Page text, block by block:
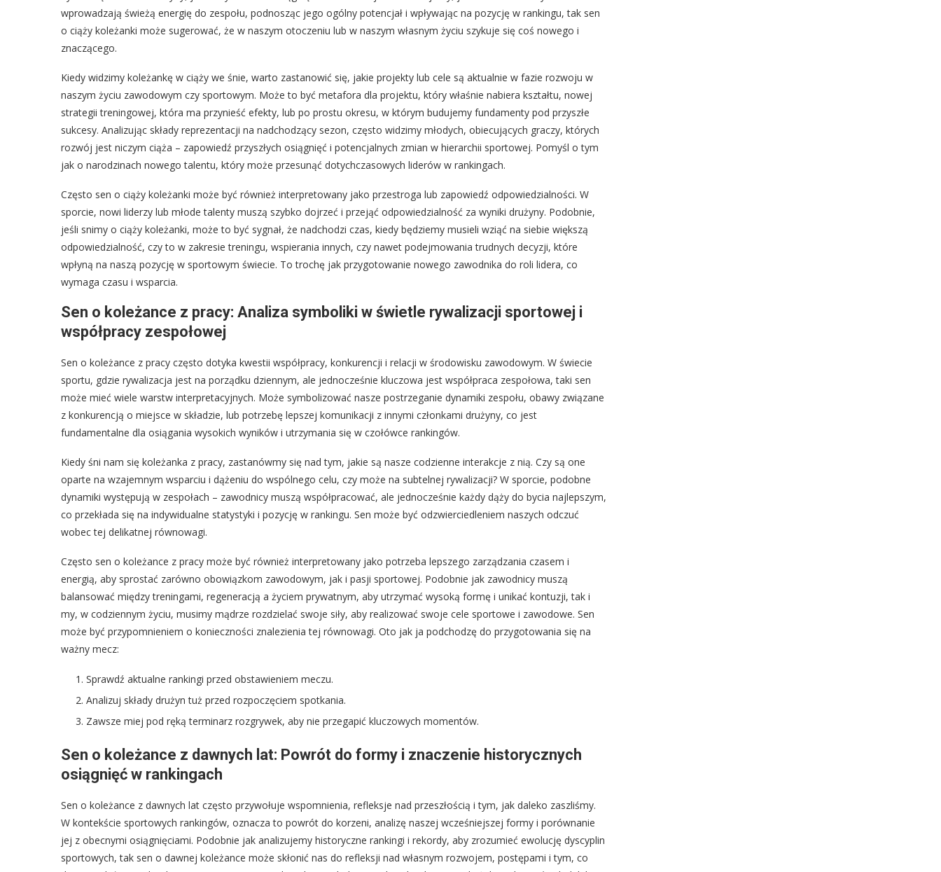
wprowadzają świeżą energię do zespołu, podnosząc jego ogólny potencjał i wpływając na pozycję w rankingu, tak sen
o ciąży koleżanki może sugerować, że w naszym otoczeniu lub w naszym własnym życiu szykuje się coś nowego i
znaczącego.
Kiedy widzimy koleżankę w ciąży we śnie, warto zastanowić się, jakie projekty lub cele są aktualnie w fazie rozwoju w
naszym życiu zawodowym czy sportowym. Może to być metafora dla projektu, który właśnie nabiera kształtu, nowej
strategii treningowej, która ma przynieść efekty, lub po prostu okresu, w którym budujemy fundamenty pod przyszłe
sukcesy. Analizując składy reprezentacji na nadchodzący sezon, często widzimy młodych, obiecujących graczy, których
rozwój jest niczym ciąża – zapowiedź przyszłych osiągnięć i potencjalnych zmian w hierarchii sportowej. Pomyśl o tym
jak o narodzinach nowego talentu, który może przesunąć dotychczasowych liderów w rankingach.
Często sen o ciąży koleżanki może być również interpretowany jako przestroga lub zapowiedź odpowiedzialności. W
sporcie, nowi liderzy lub młode talenty muszą szybko dojrzeć i przejąć odpowiedzialność za wyniki drużyny. Podobnie,
jeśli snimy o ciąży koleżanki, może to być sygnał, że nadchodzi czas, kiedy będziemy musieli wziąć na siebie większą
odpowiedzialność, czy to w zakresie treningu, wspierania innych, czy nawet podejmowania trudnych decyzji, które
wpłyną na naszą pozycję w sportowym świecie. To trochę jak przygotowanie nowego zawodnika do roli lidera, co
wymaga czasu i wsparcia.
Sen o koleżance z pracy: Analiza symboliki w świetle rywalizacji sportowej i
współpracy zespołowej
Sen o koleżance z pracy często dotyka kwestii współpracy, konkurencji i relacji w środowisku zawodowym. W świecie
sportu, gdzie rywalizacja jest na porządku dziennym, ale jednocześnie kluczowa jest współpraca zespołowa, taki sen
może mieć wiele warstw interpretacyjnych. Może symbolizować nasze postrzeganie dynamiki zespołu, obawy związane
z konkurencją o miejsce w składzie, lub potrzebę lepszej komunikacji z innymi członkami drużyny, co jest
fundamentalne dla osiągania wysokich wyników i utrzymania się w czołówce rankingów.
Kiedy śni nam się koleżanka z pracy, zastanówmy się nad tym, jakie są nasze codzienne interakcje z nią. Czy są one
oparte na wzajemnym wsparciu i dążeniu do wspólnego celu, czy może na subtelnej rywalizacji? W sporcie, podobne
dynamiki występują w zespołach – zawodnicy muszą współpracować, ale jednocześnie każdy dąży do bycia najlepszym,
co przekłada się na indywidualne statystyki i pozycję w rankingu. Sen może być odzwierciedleniem naszych odczuć
wobec tej delikatnej równowagi.
Często sen o koleżance z pracy może być również interpretowany jako potrzeba lepszego zarządzania czasem i
energią, aby sprostać zarówno obowiązkom zawodowym, jak i pasji sportowej. Podobnie jak zawodnicy muszą
balansować między treningami, regeneracją a życiem prywatnym, aby utrzymać wysoką formę i unikać kontuzji, tak i
my, w codziennym życiu, musimy mądrze rozdzielać swoje siły, aby realizować swoje cele sportowe i zawodowe. Sen
może być przypomnieniem o konieczności znalezienia tej równowagi. Oto jak ja podchodzę do przygotowania się na
ważny mecz:
Sprawdź aktualne rankingi przed obstawieniem meczu.
Analizuj składy drużyn tuż przed rozpoczęciem spotkania.
Zawsze miej pod ręką terminarz rozgrywek, aby nie przegapić kluczowych momentów.
Sen o koleżance z dawnych lat: Powrót do formy i znaczenie historycznych
osiągnięć w rankingach
Sen o koleżance z dawnych lat często przywołuje wspomnienia, refleksje nad przeszłością i tym, jak daleko zaszliśmy.
W kontekście sportowych rankingów, oznacza to powrót do korzeni, analizę naszej wcześniejszej formy i porównanie
jej z obecnymi osiągnięciami. Podobnie jak analizujemy historyczne rankingi i rekordy, aby zrozumieć ewolucję dyscyplin
sportowych, tak sen o dawnej koleżance może skłonić nas do refleksji nad własnym rozwojem, postępami i tym, co